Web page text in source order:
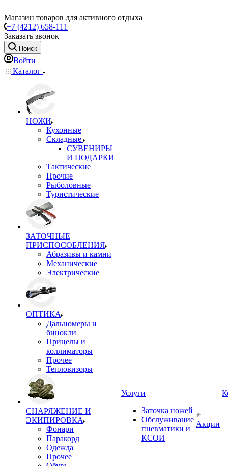
Магазин товаров для активного отдыха
+7 (4212) 658-111
Заказать звонок
Поиск
Войти
Каталог
НОЖИ
Кухонные
Складные
СУВЕНИРЫ
И ПОДАРКИ
Тактические
Прочие
Рыболовные
Туристические
ЗАТОЧНЫЕ
ПРИСПОСОБЛЕНИЯ
Абразивы и камни
Механические
Электрические
ОПТИКА
Дальномеры и
бинокли
Прицелы и
коллиматоры
Прочее
Тепловизоры
СНАРЯЖЕНИЕ И
ЭКИПИРОВКА
Фонари
Паракорд
Одежда
Прочее
Услуги
Заточка ножей
Обслуживание
пневматики и
КСОИ
Акции